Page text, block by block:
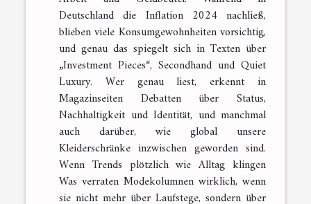
Deutschland die Inflation 2024 nachließ,
blieben viele Konsumgewohnheiten vorsichtig,
und genau das spiegelt sich in Texten über
„Investment Pieces“, Secondhand und Quiet
Luxury. Wer genau liest, erkennt in
Magazinseiten Debatten über Status,
Nachhaltigkeit und Identität, und manchmal
auch darüber, wie global unsere
Kleiderschränke inzwischen geworden sind.
Wenn Trends plötzlich wie Alltag klingen
Was verraten Modekolumnen wirklich, wenn
sie nicht mehr über Laufstege, sondern über